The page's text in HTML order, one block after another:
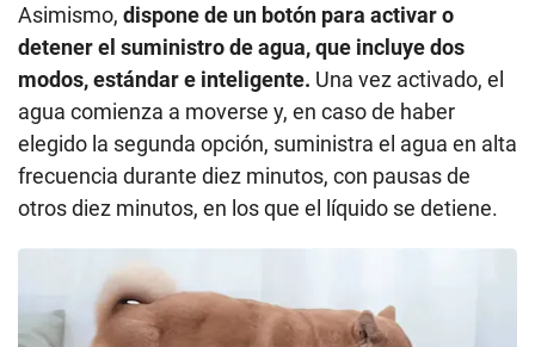
Asimismo, dispone de un botón para activar o
detener el suministro de agua, que incluye dos
modos, estándar e inteligente. Una vez activado, el
agua comienza a moverse y, en caso de haber
elegido la segunda opción, suministra el agua en alta
frecuencia durante diez minutos, con pausas de
otros diez minutos, en los que el líquido se detiene.